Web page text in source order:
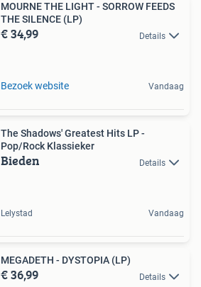
MOURNE THE LIGHT - SORROW FEEDS
THE SILENCE (LP)
€ 34,99 Details
Bezoek website Vandaag
The Shadows' Greatest Hits LP -
Pop/Rock Klassieker
Bieden Details
Lelystad Vandaag
MEGADETH - DYSTOPIA (LP)
€ 36,99 Details